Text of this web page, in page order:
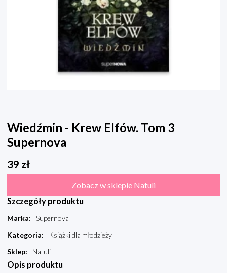
Wiedźmin - Krew Elfów. Tom 3
Supernova
39 zł
Zobacz w sklepie Natuli
Szczegóły produktu
Marka:
Supernova
Kategoria:
Książki dla młodzieży
Sklep: Natuli
Opis produktu